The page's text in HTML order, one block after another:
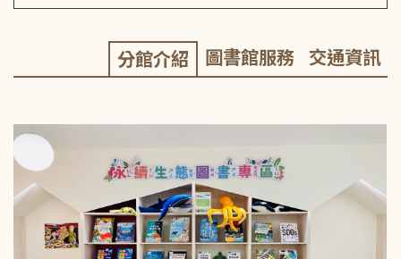
分館介紹 圖書館服務 交通資訊